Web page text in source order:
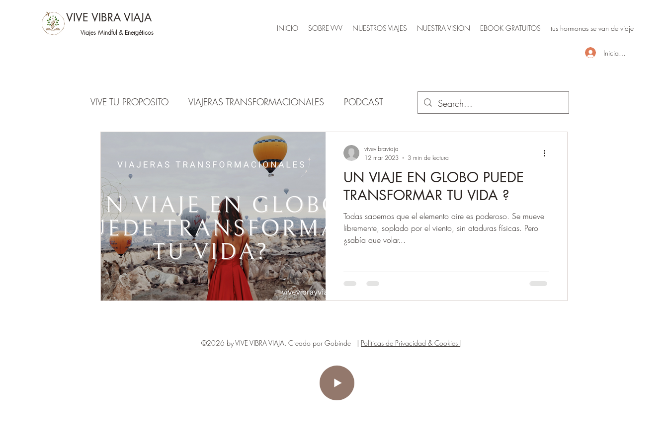
VIVE VIBRA VIAJA
Viajes Mindful & Energéticos INICIO SOBRE VVV NUESTROS VIAJES NUESTRA VISION EBOOK GRATUITOS tus hormonas se van de viaje
Iniciar sesión
VIVE TU PROPOSITO VIAJERAS TRANSFORMACIONALES PODCAST
UN VIAJE EN GLOBO PUEDE
TRANSFORMAR TU VIDA ?
Todas sabemos que el elemento aire es poderoso. Se mueve
libremente, soplado por el viento, sin ataduras físicas. Pero
¿sabía que volar...
vivevibraviaja
12 mar 2023
3 min de lectura
©2026 by VIVE VIBRA VIAJA. Creado por Gobinde | Políticas de Privacidad & Cookies |